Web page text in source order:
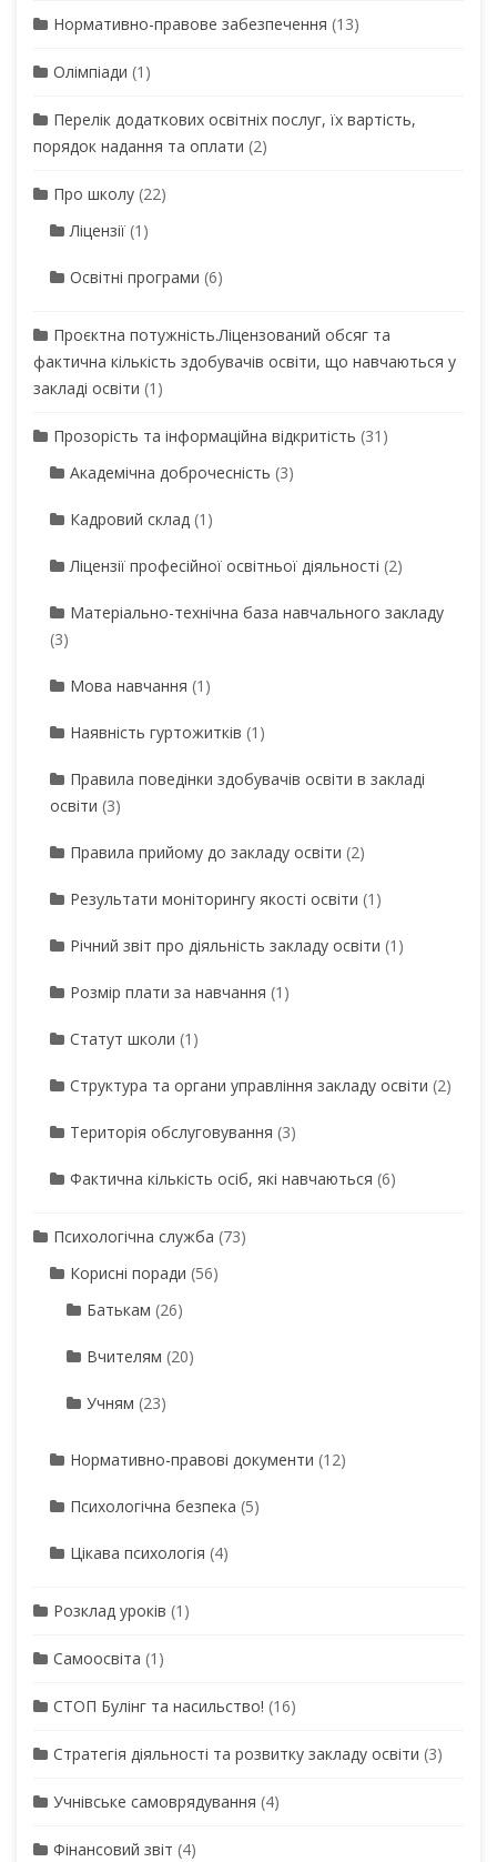
Нормативно-правове забезпечення (13)
Олімпіади (1)
Перелік додаткових освітніх послуг, їх вартість,
порядок надання та оплати (2)
Про школу (22)
Ліцензії (1)
Освітні програми (6)
Проєктна потужність.Ліцензований обсяг та
фактична кількість здобувачів освіти, що навчаються у
закладі освіти (1)
Прозорість та інформаційна відкритість (31)
Академічна доброчесність (3)
Кадровий склад (1)
Ліцензії професійної освітньої діяльності (2)
Матеріально-технічна база навчального закладу
(3)
Мова навчання (1)
Наявність гуртожитків (1)
Правила поведінки здобувачів освіти в закладі
освіти (3)
Правила прийому до закладу освіти (2)
Результати моніторингу якості освіти (1)
Річний звіт про діяльність закладу освіти (1)
Розмір плати за навчання (1)
Статут школи (1)
Структура та органи управління закладу освіти (2)
Територія обслуговування (3)
Фактична кількість осіб, які навчаються (6)
Психологічна служба (73)
Корисні поради (56)
Батькам (26)
Вчителям (20)
Учням (23)
Нормативно-правові документи (12)
Психологічна безпека (5)
Цікава психологія (4)
Розклад уроків (1)
Самоосвіта (1)
СТОП Булінг та насильство! (16)
Стратегія діяльності та розвитку закладу освіти (3)
Учнівське самоврядування (4)
Фінансовий звіт (4)